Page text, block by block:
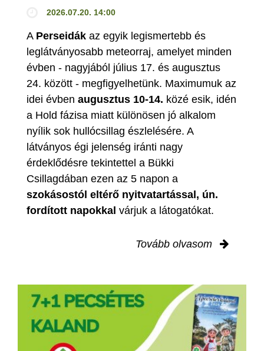
2026.07.20. 14:00
A Perseidák az egyik legismertebb és
leglátványosabb meteorraj, amelyet minden
évben - nagyjából július 17. és augusztus
24. között - megfigyelhetünk. Maximumuk az
idei évben augusztus 10-14. közé esik, idén
a Hold fázisa miatt különösen jó alkalom
nyílik sok hullócsillag észlelésére. A
látványos égi jelenség iránti nagy
érdeklődésre tekintettel a Bükki
Csillagdában ezen az 5 napon a
szokásostól eltérő nyitvatartással, ún.
fordított napokkal várjuk a látogatókat.
Tovább olvasom